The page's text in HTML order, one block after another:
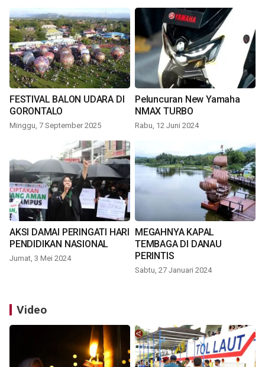
FESTIVAL BALON UDARA DI
GORONTALO
Minggu, 7 September 2025
Peluncuran New Yamaha
NMAX TURBO
Rabu, 12 Juni 2024
AKSI DAMAI PERINGATI HARI
PENDIDIKAN NASIONAL
Jumat, 3 Mei 2024
MEGAHNYA KAPAL
TEMBAGA DI DANAU
PERINTIS
Sabtu, 27 Januari 2024
Video